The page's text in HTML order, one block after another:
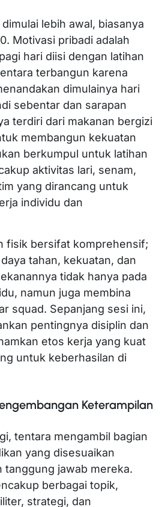
lebih awal, biasanya
Motivasi pribadi adalah
hari diisi dengan latihan
terbangun karena
dimulainya hari
sebentar dan sarapan
terdiri dari makanan bergizi
membangun kekuatan
berkumpul untuk latihan
aktivitas lari, senam,
yang dirancang untuk
individu dan
fisik bersifat komprehensif;
tahan, kekuatan, dan
tidak hanya pada
namun juga membina
squad. Sepanjang sesi ini,
pentingnya disiplin dan
etos kerja yang kuat
untuk keberhasilan di
Keterampilan
tentara mengambil bagian
yang disesuaikan
tanggung jawab mereka.
berbagai topik,
strategi, dan